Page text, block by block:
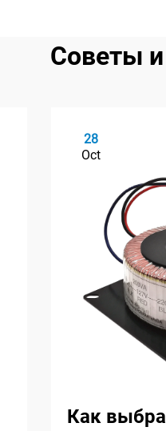
Советы
28
Oct
Как